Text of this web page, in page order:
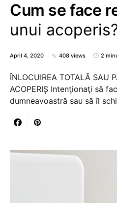
Cum se face
unui
April 4, 2020 408 views 2
ÎNLOCUIREA TOTALĂ SAU
ACOPERIȘ Intenţionaţi să
dumneavoastră sau să îl